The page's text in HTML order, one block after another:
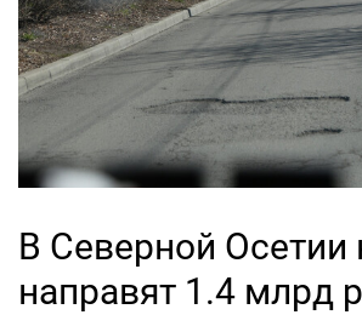
В Северной Осетии
направят 1.4 млрд